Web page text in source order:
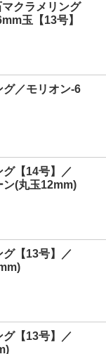
マクラメリング
玉【13号】
／モリオン-6
【14号】／
ン(丸玉12mm)
【13号】／
【13号】／